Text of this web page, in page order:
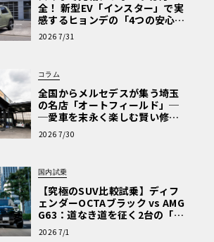
全！ 新型EV「インスター」で実
感するヒョンデの「4つの安心」
【第1回・ヒョンデ6つの疑問：
Why? Hyundai?】〈PR〉
2026 7/31
コラム
全国からメルセデスが集う埼玉
の名店「オートフィールド」─
─愛車を末永く楽しむ賢い修理
術と、プロがフックス製オイル
を選ぶ理由〈PR〉
2026 7/30
国内試乗
【究極のSUV比較試乗】ディフ
ェンダーOCTAブラック vs AMG
G63：道なき道を征く2台の「対
極的アプローチ」
2026 7/1